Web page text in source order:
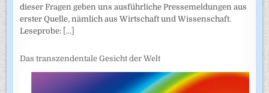
dieser Fragen geben uns ausführliche Pressemeldungen aus
erster Quelle, nämlich aus Wirtschaft und Wissenschaft.
Leseprobe: [...]
Das transzendentale Gesicht der Welt